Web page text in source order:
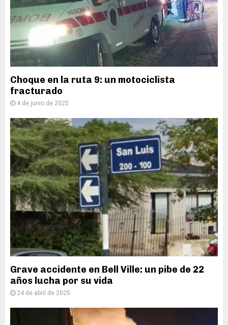
Choque en la ruta 9: un motociclista
fracturado
4 de junio de 2025
Grave accidente en Bell Ville: un pibe de 22
años lucha por su vida
24 de abril de 2025